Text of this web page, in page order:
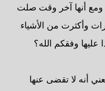
ومع أنها آخر وقت صلت
وأكثرت من الأشياء
وفقكم الله؟
أنه لا تقضى عنها